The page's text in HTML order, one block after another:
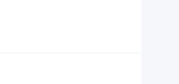
源采购邀请函邀请函发布时间：